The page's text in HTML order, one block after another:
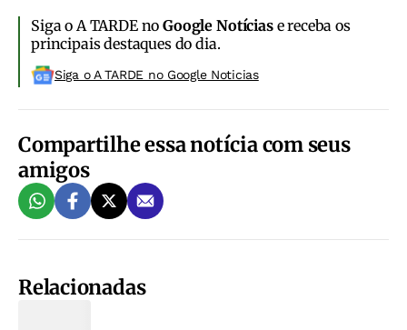
Siga o A TARDE noGoogle Notíciase receba os
principais destaques do dia.
Siga o A TARDE no Google Noticias
Compartilhe essa notícia com seus
amigos
Relacionadas